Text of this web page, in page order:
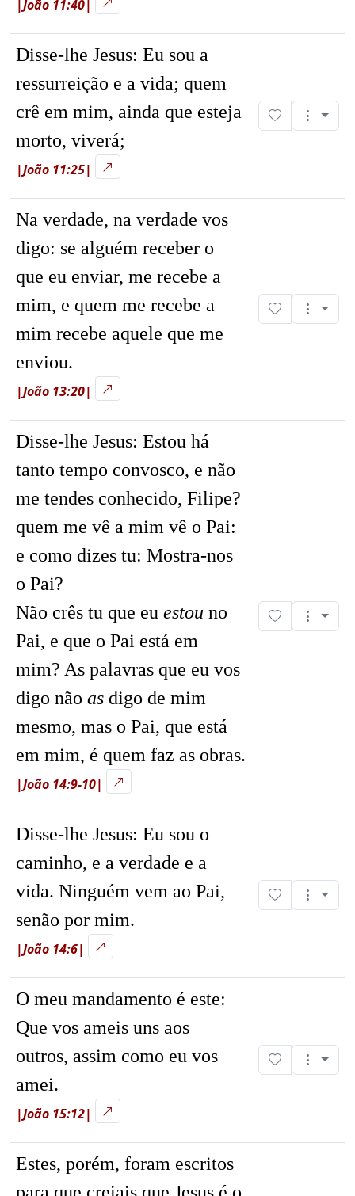
|João 11:40|
Disse-lhe Jesus: Eu sou a
ressurreição e a vida; quem
crê em mim, ainda que esteja
morto, viverá;
|João 11:25|
Na verdade, na verdade vos
digo: se alguém receber o
que eu enviar, me recebe a
mim, e quem me recebe a
mim recebe aquele que me
enviou.
|João 13:20|
Disse-lhe Jesus: Estou há
tanto tempo convosco, e não
me tendes conhecido, Filipe?
quem me vê a mim vê o Pai:
e como dizes tu: Mostra-nos
o Pai?
Não crês tu que eu estou no
Pai, e que o Pai está em
mim? As palavras que eu vos
digo não as digo de mim
mesmo, mas o Pai, que está
em mim, é quem faz as obras.
|João 14:9-10|
Disse-lhe Jesus: Eu sou o
caminho, e a verdade e a
vida. Ninguém vem ao Pai,
senão por mim.
|João 14:6|
O meu mandamento é este:
Que vos ameis uns aos
outros, assim como eu vos
amei.
|João 15:12|
Estes, porém, foram escritos